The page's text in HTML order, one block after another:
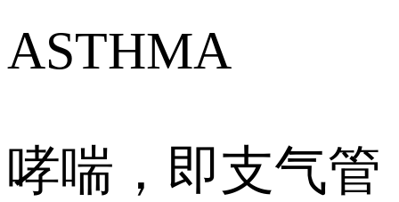
ASTHMA
哮喘，即支气管